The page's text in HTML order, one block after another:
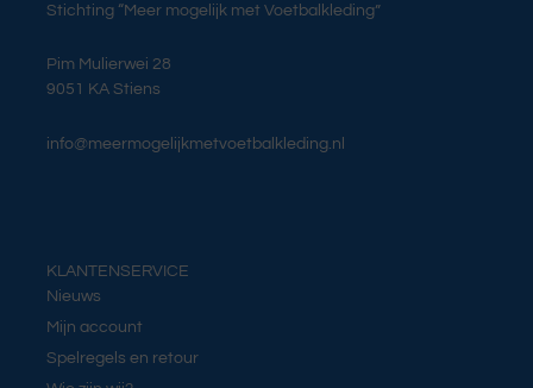
Stichting “Meer mogelijk met Voetbalkleding”
Pim Mulierwei 28
9051 KA Stiens
info@meermogelijkmetvoetbalkleding.nl
KLANTENSERVICE
Nieuws
Mijn account
Spelregels en retour